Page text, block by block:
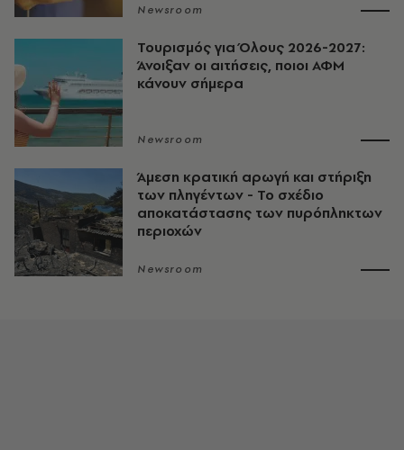
Newsroom
Τουρισμός για Όλους 2026-2027:
Άνοιξαν οι αιτήσεις, ποιοι ΑΦΜ
κάνουν σήμερα
Newsroom
Άμεση κρατική αρωγή και στήριξη
των πληγέντων - Το σχέδιο
αποκατάστασης των πυρόπληκτων
περιοχών
Newsroom